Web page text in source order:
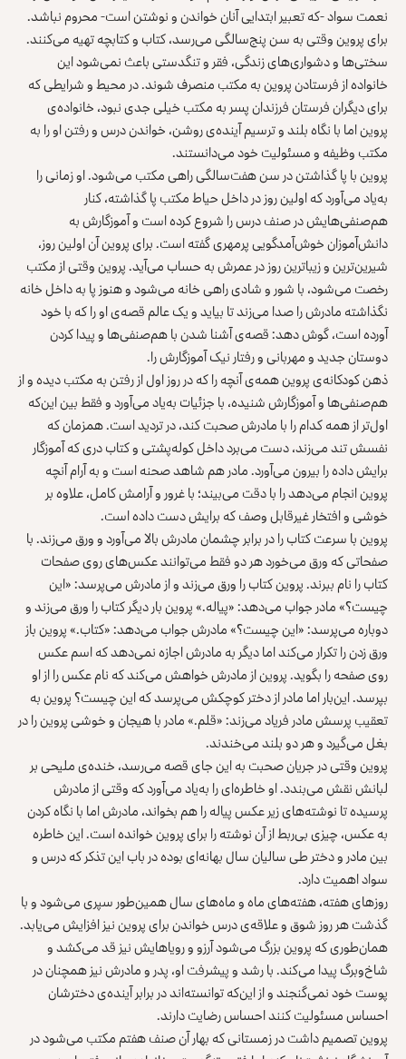
نعمت سواد -که تعبیر ابتدایی آنان خواندن و نوشتن است- محروم نباشد.
برای پروین وقتی به سن پنج‌سالگی می‌رسد، کتاب و کتابچه تهیه می‌کنند.
سختی‌ها و دشواری‌های زندگی، فقر و تنگدستی باعث نمی‌شود این
خانواده از فرستادن پروین به مکتب منصرف شوند. در محیط و شرایطی که
برای دیگران فرستان فرزندان پسر به مکتب خیلی جدی نبود، خانواده‌ی
پروین اما با نگاه بلند و ترسیم آینده‌ی روشن، خواندن درس و رفتن او را به
مکتب وظیفه و مسئولیت خود می‌دانستند.
پروین با پا گذاشتن در سن هفت‌سالگی راهی مکتب می‌شود. او زمانی را
به‌یاد می‌آورد که اولین روز در داخل حیاط مکتب پا گذاشته، کنار
هم‌صنفی‌هایش در صنف درس را شروع کرده است و آموزگارش به
دانش‌آموزان خوش‌آمدگویی پرمهری گفته است. برای پروین آن اولین روز،
شیرین‌ترین و زیبا‌ترین روز در عمرش به حساب می‌آید. پروین وقتی از مکتب
رخصت می‌شود، با شور و شادی راهی خانه می‌شود و هنوز پا به داخل خانه
نگذاشته مادرش را صدا می‌زند تا بیاید و یک عالم قصه‌ی او را که با خود
آورده است، گوش دهد: قصه‌ی آشنا شدن با هم‌صنفی‌ها و پیدا کردن
دوستان جدید و مهربانی و رفتار نیک آموزگارش را.
ذهن کودکانه‌ی پروین همه‌ی آنچه را که در روز اول از رفتن به مکتب دیده و از
هم‌صنفی‌ها و آموزگارش شنیده، با جزئیات به‌یاد می‌آورد و فقط بین این‌که
اول‌تر از همه کدام را با مادرش صحبت کند، در تردید است. همزمان که
نفسش تند می‌زند، دست می‌برد داخل کوله‌پشتی و کتاب دری که آموزگار
برایش داده را بیرون می‌آورد. مادر هم شاهد صحنه است و به آرام آنچه
پروین انجام می‌دهد را با دقت می‌بیند؛ با غرور و آرامش کامل، علاوه بر
خوشی و افتخار غیرقابل وصف که برایش دست داده است.
پروین با سرعت کتاب را در برابر چشمان مادرش بالا می‌آورد و ورق می‌زند. با
صفحاتی که ورق می‌خورد هر دو فقط می‌توانند عکس‌های روی صفحات
کتاب را نام ببرند. پروین کتاب را ورق می‌زند و از مادرش می‌پرسد: «این
چیست؟» مادر جواب می‌دهد: «پیاله.» پروین بار دیگر کتاب را ورق می‌زند و
دوباره می‌پرسد: «این چیست؟» مادرش جواب می‌دهد: «کتاب.» پروین باز
ورق زدن را تکرار می‌کند اما دیگر به مادرش اجازه نمی‌دهد که اسم عکس
روی صفحه را بگوید. پروین از مادرش خواهش می‌کند که نام عکس را از او
بپرسد. این‌بار اما مادر از دختر کوچکش می‌پرسد که این چیست؟ پروین به
تعقیب پرسش مادر فریاد می‌زند: «قلم.» مادر با هیجان و خوشی پروین را در
بغل می‌گیرد و هر دو بلند می‌خندند.
پروین وقتی در جریان صحبت به این جای قصه می‌رسد، خنده‌ی ملیحی بر
لبانش نقش می‌بندد. او خاطره‌ای را به‌یاد می‌آورد که وقتی از مادرش
پرسیده تا نوشته‌های زیر عکس پیاله را هم بخواند، مادرش اما با نگاه کردن
به عکس، چیزی بی‌ربط از آن نوشته را برای پروین خوانده است. این خاطره
بین مادر و دختر طی سالیان سال بهانه‌ای بوده در باب این تذکر که درس و
سواد اهمیت دارد.
روزهای هفته، هفته‌های ماه و ماه‌های سال همین‌طور سپری می‌شود و با
گذشت هر روز شوق و علاقه‌ی درس خواندن برای پروین نیز افزایش می‌یابد.
همان‌طوری که پروین بزرگ می‌شود آرزو و رویاهایش نیز قد می‌کشد و
شاخ‌وبرگ پیدا می‌کند. با رشد و پیشرفت او، پدر و مادرش نیز همچنان در
پوست خود نمی‌گنجند و از این‌که توانسته‌اند در برابر آینده‌ی دخترشان
احساس مسئولیت کنند احساس رضایت دارند.
پروین تصمیم داشت در زمستانی که بهار آن صنف هفتم مکتب می‌شود در